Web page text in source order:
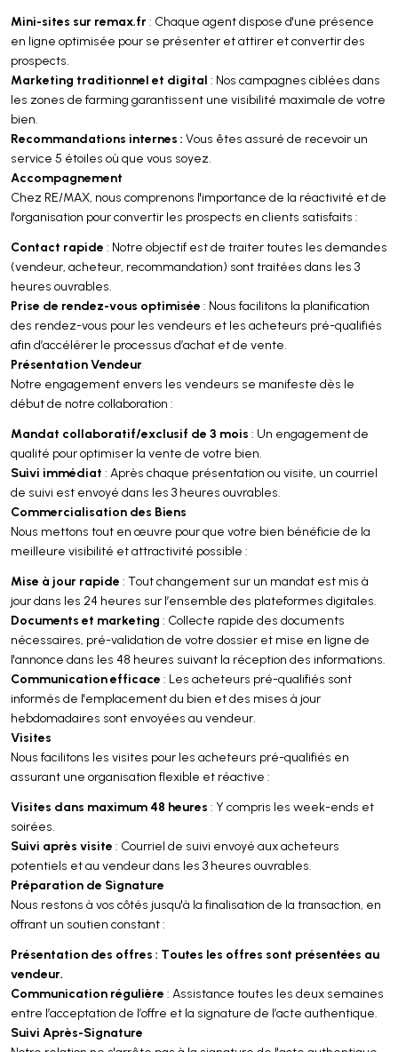
Mini-sites sur remax.fr: Chaque agent dispose d'une présence
en ligne optimisée pour se présenter et attirer et convertir des
prospects.
Marketing traditionnel et digital : Nos campagnes ciblées dans
les zones de farming garantissent une visibilité maximale de votre
bien.
Recommandations internes : Vous êtes assuré de recevoir un
service 5 étoiles où que vous soyez.
Accompagnement
Chez RE/MAX, nous comprenons l'importance de la réactivité et de
l'organisation pour convertir les prospects en clients satisfaits :
Contact rapide : Notre objectif est de traiter toutes les demandes
(vendeur, acheteur, recommandation) sont traitées dans les 3
heures ouvrables.
Prise de rendez-vous optimisée : Nous facilitons la planification
des rendez-vous pour les vendeurs et les acheteurs pré-qualifiés
afin d’accélérer le processus d’achat et de vente.
Présentation Vendeur
Notre engagement envers les vendeurs se manifeste dès le
début de notre collaboration :
Mandat collaboratif/exclusif de 3 mois : Un engagement de
qualité pour optimiser la vente de votre bien.
Suivi immédiat : Après chaque présentation ou visite, un courriel
de suivi est envoyé dans les 3 heures ouvrables.
Commercialisation des Biens
Nous mettons tout en œuvre pour que votre bien bénéficie de la
meilleure visibilité et attractivité possible :
Mise à jour rapide : Tout changement sur un mandat est mis à
jour dans les 24 heures sur l’ensemble des plateformes digitales.
Documents et marketing : Collecte rapide des documents
nécessaires, pré-validation de votre dossier et mise en ligne de
l'annonce dans les 48 heures suivant la réception des informations.
Communication efficace : Les acheteurs pré-qualifiés sont
informés de l'emplacement du bien et des mises à jour
hebdomadaires sont envoyées au vendeur.
Visites
Nous facilitons les visites pour les acheteurs pré-qualifiés en
assurant une organisation flexible et réactive :
Visites dans maximum 48 heures : Y compris les week-ends et
soirées.
Suivi après visite : Courriel de suivi envoyé aux acheteurs
potentiels et au vendeur dans les 3 heures ouvrables.
Préparation de Signature
Nous restons à vos côtés jusqu'à la finalisation de la transaction, en
offrant un soutien constant :
Présentation des offres : Toutes les offres sont présentées au
vendeur.
Communication régulière : Assistance toutes les deux semaines
entre l’acceptation de l’offre et la signature de l’acte authentique.
Suivi Après-Signature